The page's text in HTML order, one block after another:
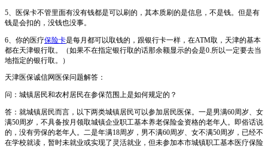
5、医保卡不管里面有没有钱都是可以刷的，其本质刷的是信息，不是钱。但是有
钱是会扣的，没钱也没事。
6、你的医疗保险卡是每月都可以取钱的，跟银行卡一样，在ATM取，天津的基本
都在天津银行取。（如果不在指定银行取的话那余额显示的会是0.所以一定要去当
地指定的银行取。）
天津医保诚信网医保问题解答：
问：城镇居民和农村居民在参保范围上是如何规定的？
答：就城镇居民而言，以下两类城镇居民可以参加居民医保。一是男满60周岁、女
满50周岁，不具备按月领取城镇企业职工基本养老保险金资格的老年人。即俗话说
的，没有劳保的老年人。二是年满18周岁，男不满60周岁、女不满50周岁，已经不
在学校就读，暂时未就业或实现了灵活就业，但未参加本市城镇职工基本医疗保险